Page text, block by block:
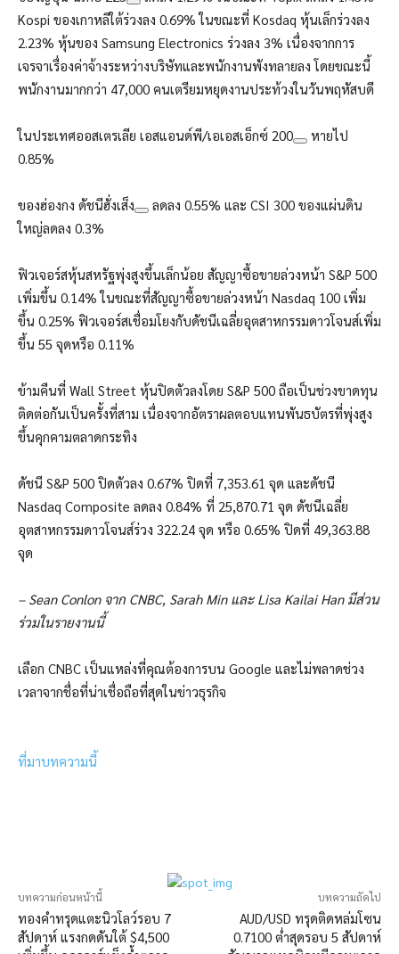
Kospi ของเกาหลีใต้ร่วงลง 0.69% ในขณะที่ Kosdaq หุ้นเล็กร่วงลง
2.23% หุ้นของ Samsung Electronics ร่วงลง 3% เนื่องจากการ
เจรจาเรื่องค่าจ้างระหว่างบริษัทและพนักงานพังทลายลง โดยขณะนี้
พนักงานมากกว่า 47,000 คนเตรียมหยุดงานประท้วงในวันพฤหัสบดี
ในประเทศออสเตรเลีย เอสแอนด์พี/เอเอสเอ็กซ์ 200
หายไป
0.85%
ของฮ่องกง ดัชนีฮั่งเส็ง
ลดลง 0.55% และ CSI 300 ของแผ่นดิน
ใหญ่ลดลง 0.3%
ฟิวเจอร์สหุ้นสหรัฐพุ่งสูงขึ้นเล็กน้อย สัญญาซื้อขายล่วงหน้า S&P 500
เพิ่มขึ้น 0.14% ในขณะที่สัญญาซื้อขายล่วงหน้า Nasdaq 100 เพิ่ม
ขึ้น 0.25% ฟิวเจอร์สเชื่อมโยงกับดัชนีเฉลี่ยอุตสาหกรรมดาวโจนส์เพิ่ม
ขึ้น 55 จุดหรือ 0.11%
ข้ามคืนที่ Wall Street หุ้นปิดตัวลงโดย S&P 500 ถือเป็นช่วงขาดทุน
ติดต่อกันเป็นครั้งที่สาม เนื่องจากอัตราผลตอบแทนพันธบัตรที่พุ่งสูง
ขึ้นคุกคามตลาดกระทิง
ดัชนี S&P 500 ปิดตัวลง 0.67% ปิดที่ 7,353.61 จุด และดัชนี
Nasdaq Composite ลดลง 0.84% ​​ที่ 25,870.71 จุด ดัชนีเฉลี่ย
อุตสาหกรรมดาวโจนส์ร่วง 322.24 จุด หรือ 0.65% ปิดที่ 49,363.88
จุด
– Sean Conlon จาก CNBC, Sarah Min และ Lisa Kailai Han มีส่วน
ร่วมในรายงานนี้
เลือก CNBC เป็นแหล่งที่คุณต้องการบน Google และไม่พลาดช่วง
เวลาจากชื่อที่น่าเชื่อถือที่สุดในข่าวธุรกิจ
ที่มาบทความนี้
บทความก่อนหน้านี้
ทองคำทรุดแตะนิวโลว์รอบ 7
สัปดาห์ แรงกดดันใต้ $4,500
บทความถัดไป
AUD/USD ทรุดติดหล่มโซน
0.7100 ต่ำสุดรอบ 5 สัปดาห์